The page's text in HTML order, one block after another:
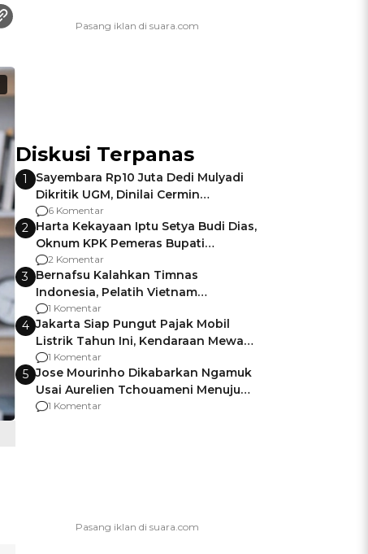
Diskusi Terpanas
1
Sayembara Rp10 Juta Dedi Mulyadi
Dikritik UGM, Dinilai Cermin
Gagalnya Negara Jamin Keamanan
6 Komentar
2 Harta Kekayaan Iptu Setya Budi Dias,
Oknum KPK Pemeras Bupati
Pemalang
2 Komentar
3 Bernafsu Kalahkan Timnas
Indonesia, Pelatih Vietnam
Berencana Pakai Jimat di Pakansari
1 Komentar
4 Jakarta Siap Pungut Pajak Mobil
Listrik Tahun Ini, Kendaraan Mewah
Kena hingga 75% PKB
1 Komentar
5 Jose Mourinho Dikabarkan Ngamuk
Usai Aurelien Tchouameni Menuju
Manchester United
1 Komentar